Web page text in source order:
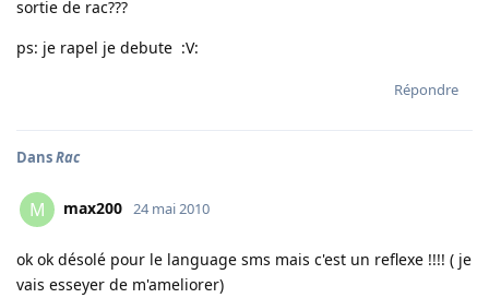
sortie de rac???
ps: je rapel je debute :V:
Répondre
DansRac
M max200 24 mai 2010
ok ok désolé pour le language sms mais c'est un reflexe !!!! ( je
vais esseyer de m'ameliorer)